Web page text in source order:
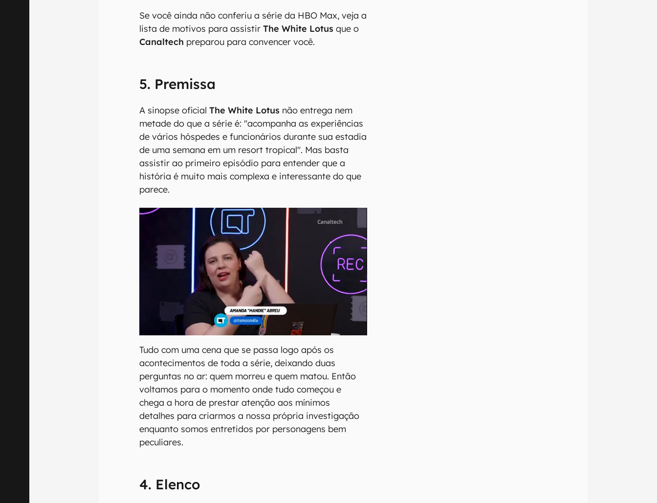
Se você ainda não conferiu a série da HBO Max, veja a
lista de motivos para assistirThe White Lotus que o
Canaltech preparou para convencer você.
5. Premissa
A sinopse oficialThe White Lotus não entrega nem
metade do que a série é: "acompanha as experiências
de vários hóspedes e funcionários durante sua estadia
de uma semana em um resort tropical". Mas basta
assistir ao primeiro episódio para entender que a
história é muito mais complexa e interessante do que
parece.
Tudo com uma cena que se passa logo após os
acontecimentos de toda a série, deixando duas
perguntas no ar: quem morreu e quem matou. Então
voltamos para o momento onde tudo começou e
chega a hora de prestar atenção aos mínimos
detalhes para criarmos a nossa própria investigação
enquanto somos entretidos por personagens bem
peculiares.
4. Elenco